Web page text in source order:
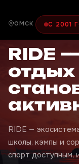
ОМСК С 2001
RIDE
отдых
RIDE —
школы, кэмпы и
спорт доступным,